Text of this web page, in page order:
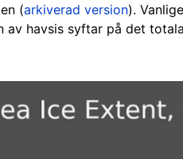
(arkiverad version).
av havsis syftar på det